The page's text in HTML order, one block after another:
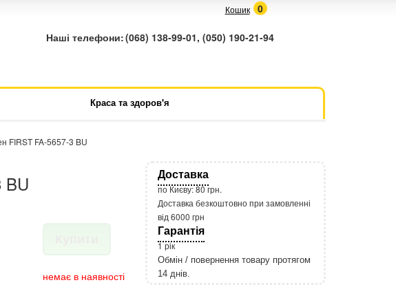
Кошик 0
Наші телефони:(068) 138-99-01, (050) 190-21-94
Краса та здоров'я
FIRST FA-5657-3 BU
BU
немає в наявності
Доставка
по Києву: 80 грн.
Доставка безкоштовно при замовленні
від 6000 грн
Гарантія
1 рік
Обмін / повернення товару протягом
14 днів.